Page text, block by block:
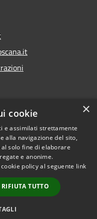
Copyright © 2026 • Autorità
Idrica Toscana • Powered by
Municipium•
Accesso
redazione
×
cookie
e assimilati strettamente
alla navigazione del sito,
solo fine di elaborare
e anonime.
policy al seguente link
RIFIUTA TUTTO